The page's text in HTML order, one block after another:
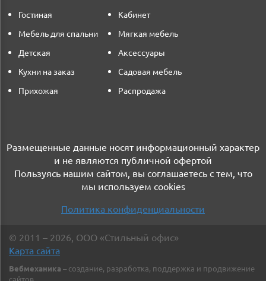
Гостиная
Мебель для спальни
Детская
Кухни на заказ
Прихожая
Кабинет
Мягкая мебель
Аксессуары
Садовая мебель
Распродажа
Размещенные данные носят информационный характер
и не являются публичной офертой
Пользуясь нашим сайтом, вы соглашаетесь с тем, что
мы используем cookies
Политика конфиденциальности
© 2011 – 2026, ООО «Стильный офис»
Карта сайта
Вебмеханика – создание, разработка, поддержка и продвижение
сайтов